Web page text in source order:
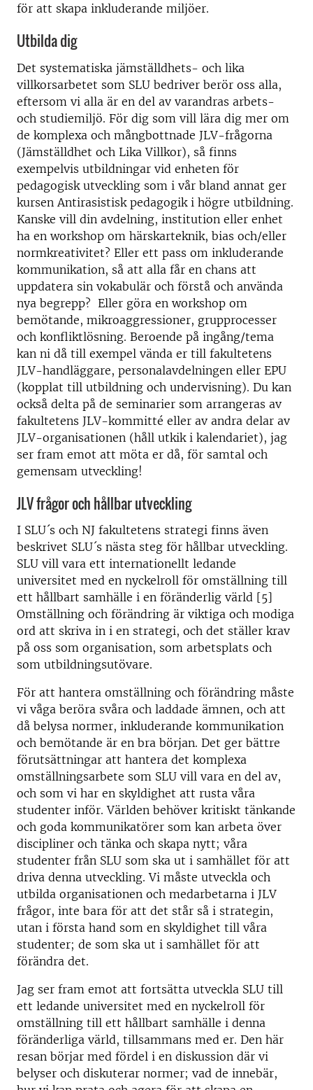
för att skapa inkluderande miljöer.
Utbilda dig
Det systematiska jämställdhets- och lika
villkorsarbetet som SLU bedriver berör oss alla,
eftersom vi alla är en del av varandras arbets-
och studiemiljö. För dig som vill lära dig mer om
de komplexa och mångbottnade JLV-frågorna
(Jämställdhet och Lika Villkor), så finns
exempelvis utbildningar vid enheten för
pedagogisk utveckling som i vår bland annat ger
kursen Antirasistisk pedagogik i högre utbildning.
Kanske vill din avdelning, institution eller enhet
ha en workshop om härskarteknik, bias och/eller
normkreativitet? Eller ett pass om inkluderande
kommunikation, så att alla får en chans att
uppdatera sin vokabulär och förstå och använda
nya begrepp? Eller göra en workshop om
bemötande, mikroaggressioner, grupprocesser
och konfliktlösning. Beroende på ingång/tema
kan ni då till exempel vända er till fakultetens
JLV-handläggare, personalavdelningen eller EPU
(kopplat till utbildning och undervisning). Du kan
också delta på de seminarier som arrangeras av
fakultetens JLV-kommitté eller av andra delar av
JLV-organisationen (håll utkik i kalendariet), jag
ser fram emot att möta er då, för samtal och
gemensam utveckling!
JLV frågor och hållbar utveckling
I SLU´s och NJ fakultetens strategi finns även
beskrivet SLU´s nästa steg för hållbar utveckling.
SLU vill vara ett internationellt ledande
universitet med en nyckelroll för omställning till
ett hållbart samhälle i en föränderlig värld [5]
Omställning och förändring är viktiga och modiga
ord att skriva in i en strategi, och det ställer krav
på oss som organisation, som arbetsplats och
som utbildningsutövare.
För att hantera omställning och förändring måste
vi våga beröra svåra och laddade ämnen, och att
då belysa normer, inkluderande kommunikation
och bemötande är en bra början. Det ger bättre
förutsättningar att hantera det komplexa
omställningsarbete som SLU vill vara en del av,
och som vi har en skyldighet att rusta våra
studenter inför. Världen behöver kritiskt tänkande
och goda kommunikatörer som kan arbeta över
discipliner och tänka och skapa nytt; våra
studenter från SLU som ska ut i samhället för att
driva denna utveckling. Vi måste utveckla och
utbilda organisationen och medarbetarna i JLV
frågor, inte bara för att det står så i strategin,
utan i första hand som en skyldighet till våra
studenter; de som ska ut i samhället för att
förändra det.
Jag ser fram emot att fortsätta utveckla SLU till
ett ledande universitet med en nyckelroll för
omställning till ett hållbart samhälle i denna
föränderliga värld, tillsammans med er. Den här
resan börjar med fördel i en diskussion där vi
belyser och diskuterar normer; vad de innebär,